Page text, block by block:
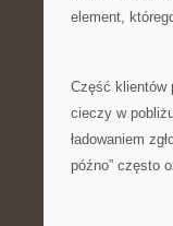
element,
Część klientów
cieczy w
ładowaniem
późno” często